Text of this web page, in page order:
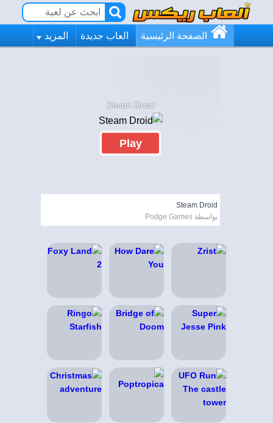
الصفحة الرئيسية العاب جديدة المزيد
Steam Droid
Play
Steam Droid
بواسطة Podge Games